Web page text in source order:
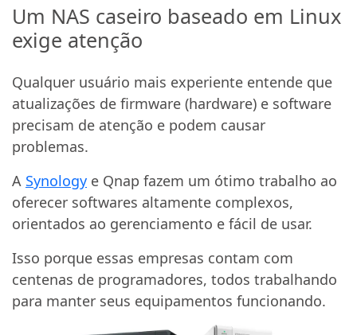
Um NAS caseiro baseado em Linux
exige atenção
Qualquer usuário mais experiente entende que
atualizações de firmware (hardware) e software
precisam de atenção e podem causar
problemas.
A Synology e Qnap fazem um ótimo trabalho ao
oferecer softwares altamente complexos,
orientados ao gerenciamento e fácil de usar.
Isso porque essas empresas contam com
centenas de programadores, todos trabalhando
para manter seus equipamentos funcionando.